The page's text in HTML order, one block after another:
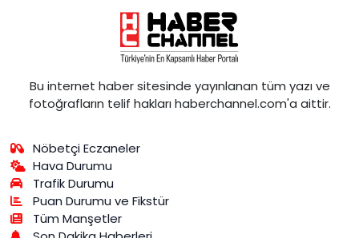
Bu internet haber sitesinde yayınlanan tüm yazı ve
fotoğrafların telif hakları haberchannel.com'a aittir.
Nöbetçi Eczaneler
Hava Durumu
Trafik Durumu
Puan Durumu ve Fikstür
Tüm Manşetler